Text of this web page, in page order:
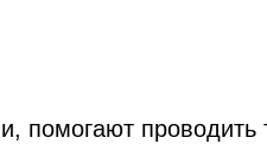
помогают